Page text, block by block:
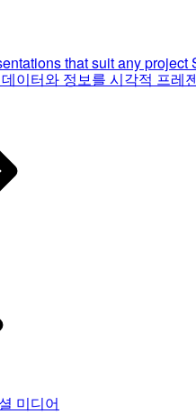
that suit any project
데이터와 정보를 시각적 프레
미디어